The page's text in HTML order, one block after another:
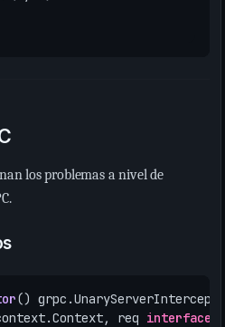
los problemas a nivel de
() grpc .
.Context, req interface